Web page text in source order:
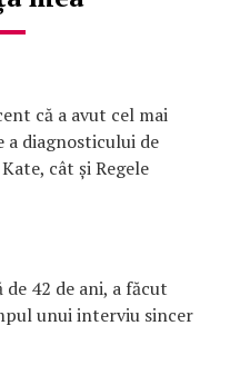
că a avut cel mai
a diagnosticului de
cât și Regele
42 de ani, a făcut
unui interviu sincer